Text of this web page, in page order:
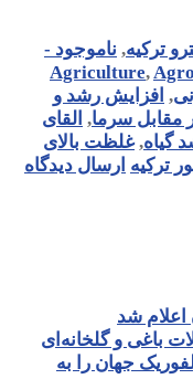
ترکیه, ناموجود -
Agriculture,
, افزایش رشد و
مقابل سرما, القای
گیاه,غلظت بالای
ترکیه ارسال دیدگاه
اعلام شد
جهان را به